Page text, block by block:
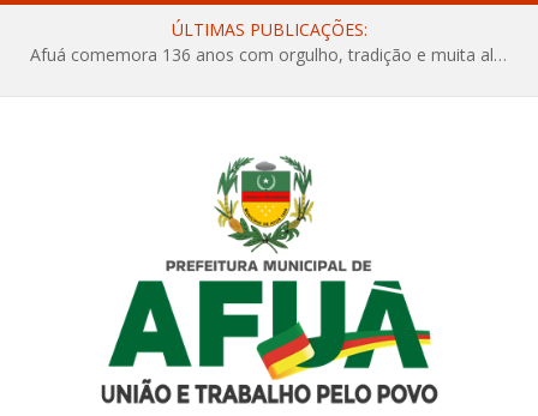
ÚLTIMAS PUBLICAÇÕES:
Afuá comemora 136 anos com orgulho, tradição e muita alegria na Quadra Dr. Nelson Salomão